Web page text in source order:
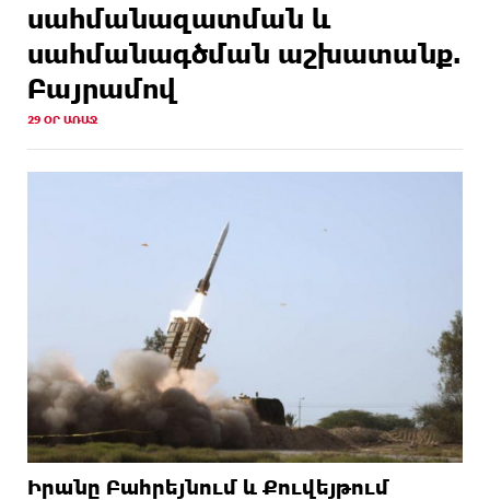
սահմանազատման և
սահմանագծման աշխատանք.
Բայրամով
29 ՕՐ ԱՌԱՋ
Իրանը Բահրեյնում և Քուվեյթում